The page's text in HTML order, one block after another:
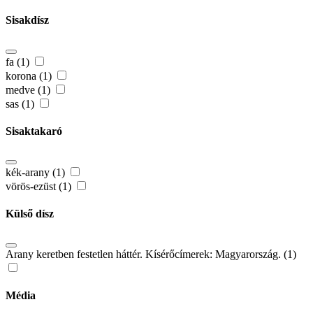
Sisakdísz
fa (1)
korona (1)
medve (1)
sas (1)
Sisaktakaró
kék-arany (1)
vörös-ezüst (1)
Külső dísz
Arany keretben festetlen háttér. Kísérőcímerek: Magyarország. (1)
Média